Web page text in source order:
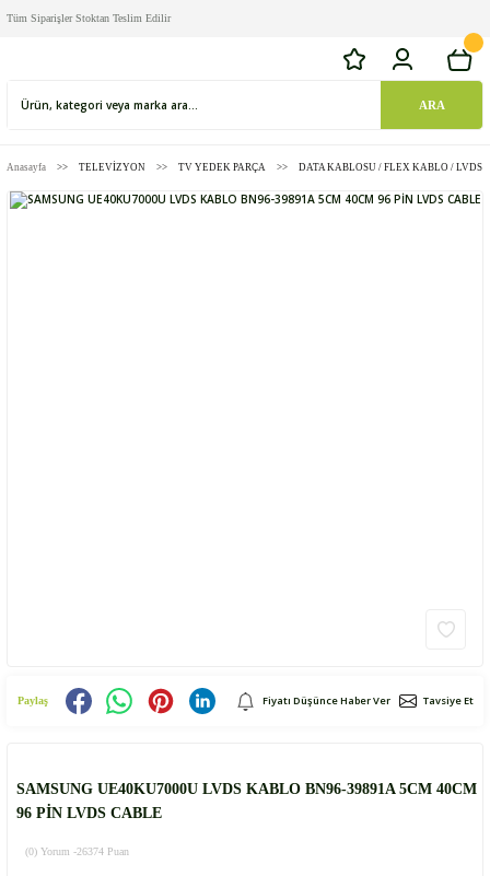
Tüm Siparişler Stoktan Teslim Edilir
ARA
Anasayfa TELEVİZYON TV YEDEK PARÇA DATA KABLOSU / FLEX KABLO / LVDS
Paylaş Fiyatı Düşünce Haber Ver Tavsiye Et
SAMSUNG UE40KU7000U LVDS KABLO BN96-39891A 5CM 40CM
96 PİN LVDS CABLE
(0) Yorum -26374 Puan